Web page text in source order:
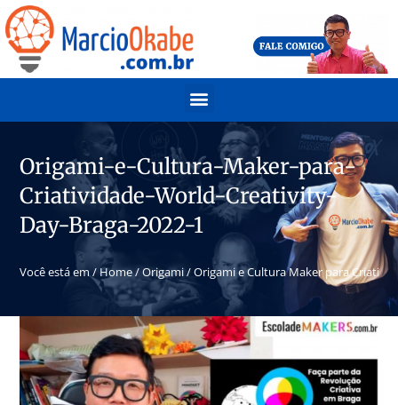
Origami-e-Cultura-Maker-para-
Criatividade-World-Creativity-
Day-Braga-2022-1
Você está em / Home/Origami/Origami e Cultura Maker para